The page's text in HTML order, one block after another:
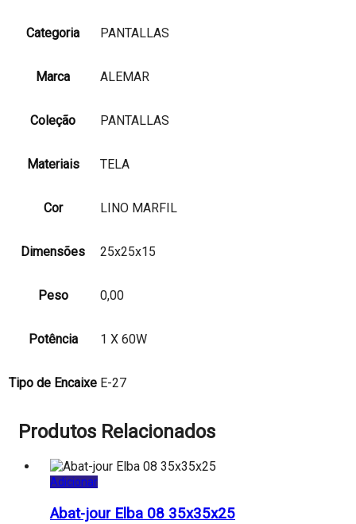
Categoria PANTALLAS
Marca ALEMAR
Coleção PANTALLAS
Materiais TELA
Cor LINO MARFIL
Dimensões 25x25x15
Peso 0,00
Potência 1 X 60W
Tipo de Encaixe E-27
Produtos Relacionados
Adicionar
Abat-jour Elba 08 35x35x25